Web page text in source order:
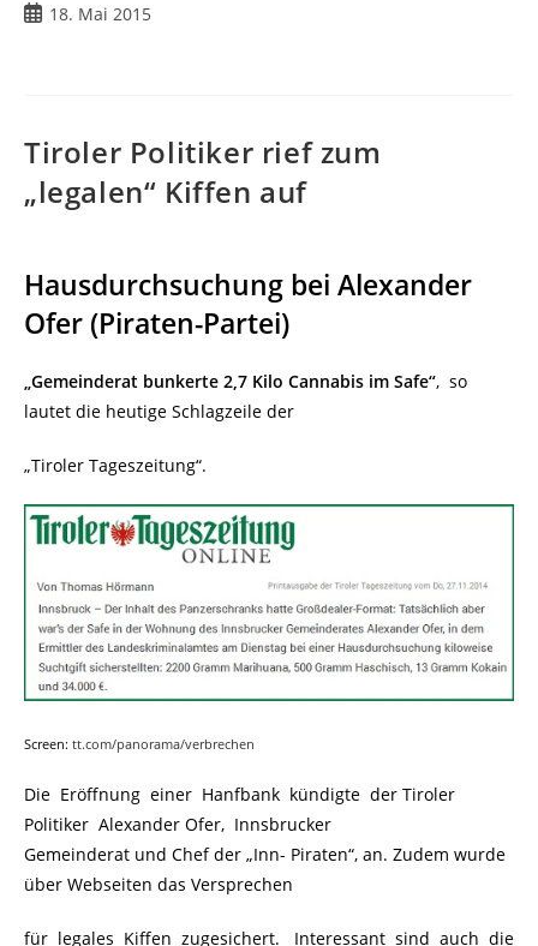
18. Mai 2015
Tiroler Politiker rief zum
„legalen“ Kiffen auf
Hausdurchsuchung bei Alexander
Ofer (Piraten-Partei)
„Gemeinderat bunkerte 2,7 Kilo Cannabis im Safe“, so
lautet die heutige Schlagzeile der
„Tiroler Tageszeitung“.
Screen: tt.com/panorama/verbrechen
Die Eröffnung einer Hanfbank kündigte der Tiroler
Politiker Alexander Ofer, Innsbrucker
Gemeinderat und Chef der „Inn- Piraten“, an. Zudem wurde
über Webseiten das Versprechen
für legales Kiffen zugesichert. Interessant sind auch die